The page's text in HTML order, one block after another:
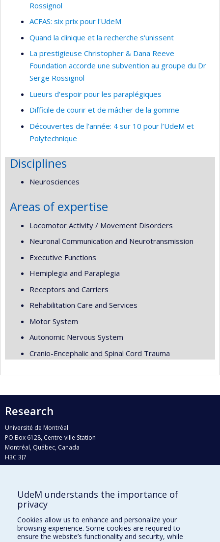
Rossignol
ACFAS: six prix pour l'UdeM
Quand la clinique et la recherche s'unissent
La prestigieuse Christopher & Dana Reeve
Foundation accorde une subvention au groupe du Dr
Serge Rossignol
Lueurs d'espoir pour les paraplégiques
Difficile de courir et de mâcher de la gomme
Découvertes de l’année: 4 sur 10 pour l’UdeM et
Polytechnique
Disciplines
Neurosciences
Areas of expertise
Locomotor Activity / Movement Disorders
Neuronal Communication and Neurotransmission
Executive Functions
Hemiplegia and Paraplegia
Receptors and Carriers
Rehabilitation Care and Services
Motor System
Autonomic Nervous System
Cranio-Encephalic and Spinal Cord Trauma
Research
Université de Montréal
PO Box 6128, Centre-ville Station
Montréal, Québec, Canada
H3C 3J7
Who does what?
Find us
Site map
UdeM understands the importance of
privacy
Cookies allow us to enhance and personalize your
browsing experience. Some cookies are required to
ensure the website’s functionality and security, while